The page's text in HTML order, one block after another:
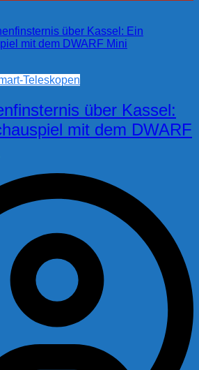
Teleskopen
über Kassel:
mit dem DWARF